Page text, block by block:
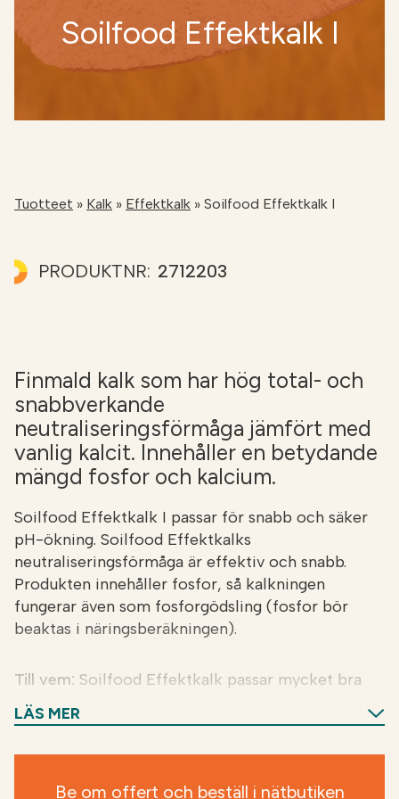
NÄTBUTIKEN
Soilfood Effektkalk I
Tuotteet » Kalk » Effektkalk » Soilfood Effektkalk I
PRODUKTNR: 2712203
Finmald kalk som har hög total- och
snabbverkande
neutraliseringsförmåga jämfört med
vanlig kalcit. Innehåller en betydande
mängd fosfor och kalcium.
Soilfood Effektkalk I passar för snabb och säker
pH-ökning. Soilfood Effektkalks
neutraliseringsförmåga är effektiv och snabb.
Produkten innehåller fosfor, så kalkningen
fungerar även som fosforgödsling (fosfor bör
beaktas i näringsberäkningen).
Till vem: Soilfood Effektkalk passar mycket bra
för fält med låg pH och låg fosforhalt i jordprovet.
Produkten fungerar också bra för
LÄS MER
Be om offert och beställ i nätbutiken